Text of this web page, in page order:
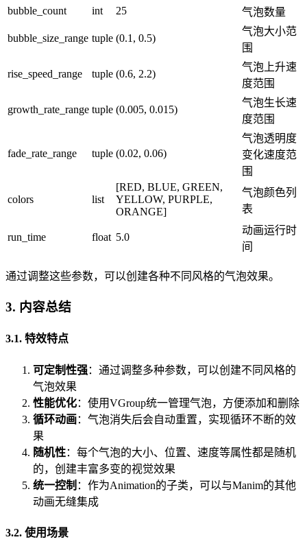
bubble_count int 25 气泡数量
bubble_size_range tuple (0.1, 0.5)
气泡大小范
围
rise_speed_range tuple (0.6, 2.2)
气泡上升速
度范围
growth_rate_range tuple (0.005, 0.015)
气泡生长速
度范围
fade_rate_range tuple (0.02, 0.06)
气泡透明度
变化速度范
围
colors list
[RED, BLUE, GREEN,
YELLOW, PURPLE,
ORANGE]
气泡颜色列
表
run_time float 5.0
动画运行时
间
通过调整这些参数，可以创建各种不同风格的气泡效果。
3. 内容总结
3.1. 特效特点
可定制性强：通过调整多种参数，可以创建不同风格的
气泡效果
性能优化：使用VGroup统一管理气泡，方便添加和删除
循环动画：气泡消失后会自动重置，实现循环不断的效
果
随机性：每个气泡的大小、位置、速度等属性都是随机
的，创建丰富多变的视觉效果
统一控制 ：作为Animation的子类，可以与Manim的其他
动画无缝集成
3.2. 使用场景